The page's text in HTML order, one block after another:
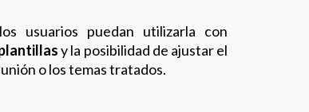
usuarios puedan utilizarla con
y la posibilidad de ajustar el
o los temas tratados.